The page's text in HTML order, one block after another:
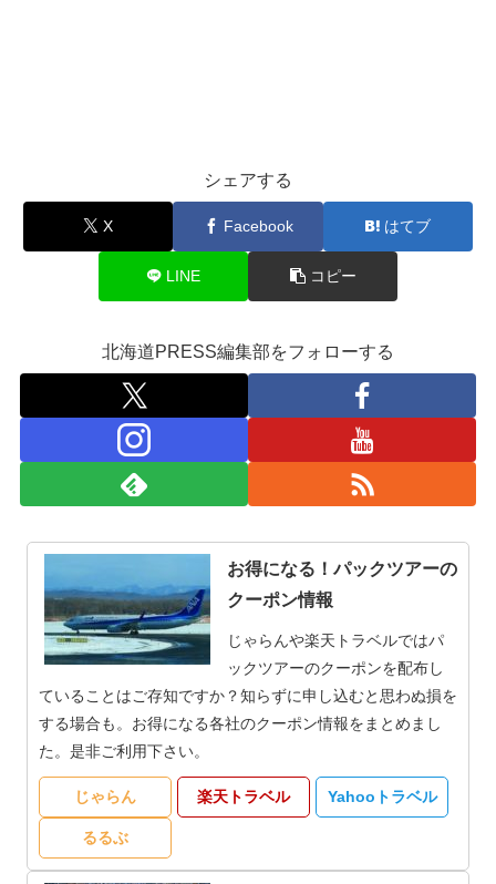
シェアする
X Facebook はてブ
LINE コピー
北海道PRESS編集部をフォローする
お得になる！パックツアーの
クーポン情報
じゃらんや楽天トラベルではパ
ックツアーのクーポンを配布し
ていることはご存知ですか？知らずに申し込むと思わぬ損を
する場合も。お得になる各社のクーポン情報をまとめまし
た。是非ご利用下さい。
じゃらん 楽天トラベル Yahooトラベル
るるぶ